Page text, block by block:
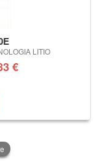
LITIO
€